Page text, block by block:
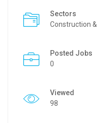
Sectors
Construction
Posted Jobs
0
Viewed
98